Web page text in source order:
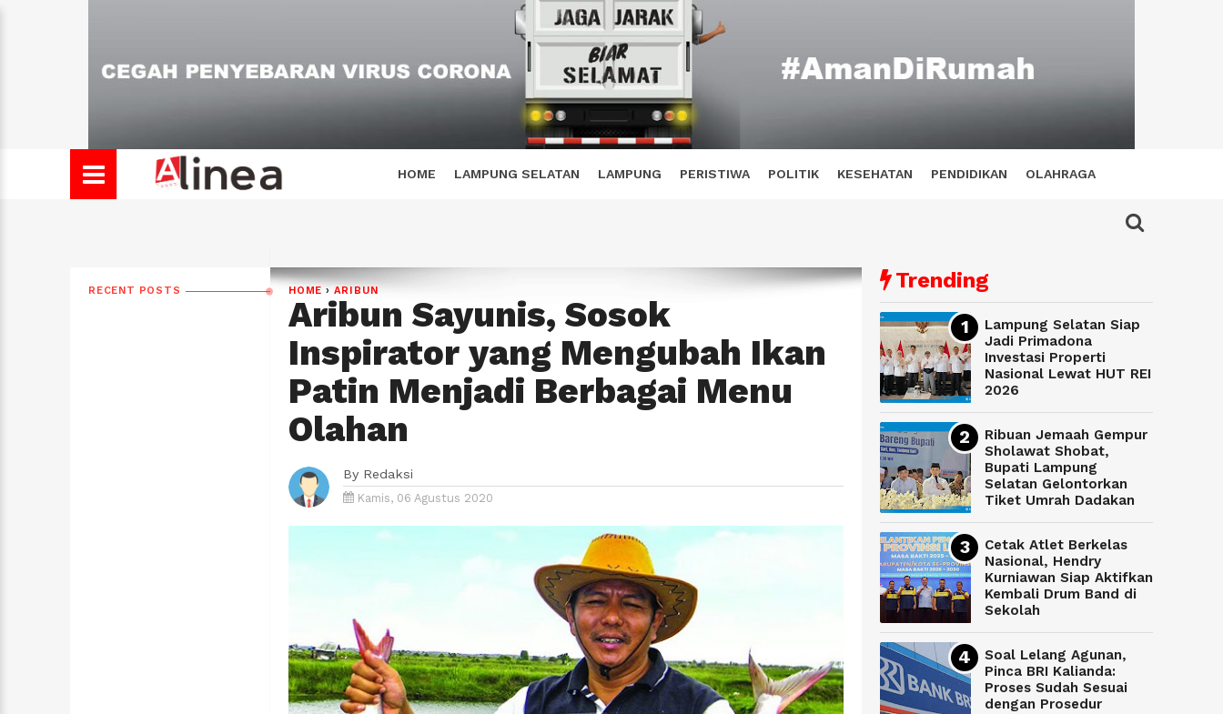
HOME LAMPUNG SELATAN LAMPUNG PERISTIWA POLITIK KESEHATAN PENDIDIKAN OLAHRAGA
RECENT POSTS HOME › ARIBUN
Aribun Sayunis, Sosok
Inspirator yang Mengubah Ikan
Patin Menjadi Berbagai Menu
Olahan
By Redaksi
Kamis, 06 Agustus 2020
Trending
Lampung Selatan Siap
Jadi Primadona
Investasi Properti
Nasional Lewat HUT REI
2026
Ribuan Jemaah Gempur
Sholawat Shobat,
Bupati Lampung
Selatan Gelontorkan
Tiket Umrah Dadakan
Cetak Atlet Berkelas
Nasional, Hendry
Kurniawan Siap Aktifkan
Kembali Drum Band di
Sekolah
Soal Lelang Agunan,
Pinca BRI Kalianda:
Proses Sudah Sesuai
dengan Prosedur